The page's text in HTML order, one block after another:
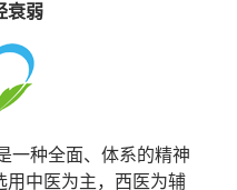
衰弱
种全面、体系的精神
用中医为主，西医为辅